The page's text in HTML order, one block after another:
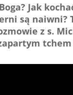
Jak
są naiwni?
z s.
tchem